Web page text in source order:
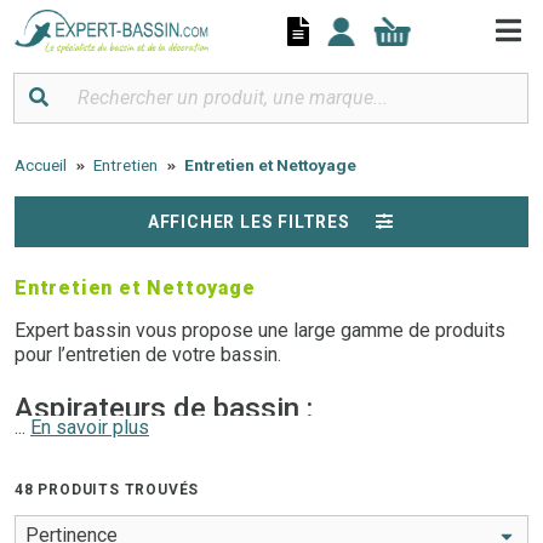
Accueil Entretien Entretien et Nettoyage
AFFICHER LES FILTRES
Entretien et Nettoyage
Expert bassin vous propose une large gamme de produits
pour l’entretien de votre bassin.
Aspirateurs de bassin :
jardin pour un entretien et un nettoyage efficace de votre
bassin.
... En savoir plus
48 PRODUITS TROUVÉS
Panneau de gestion des cookies